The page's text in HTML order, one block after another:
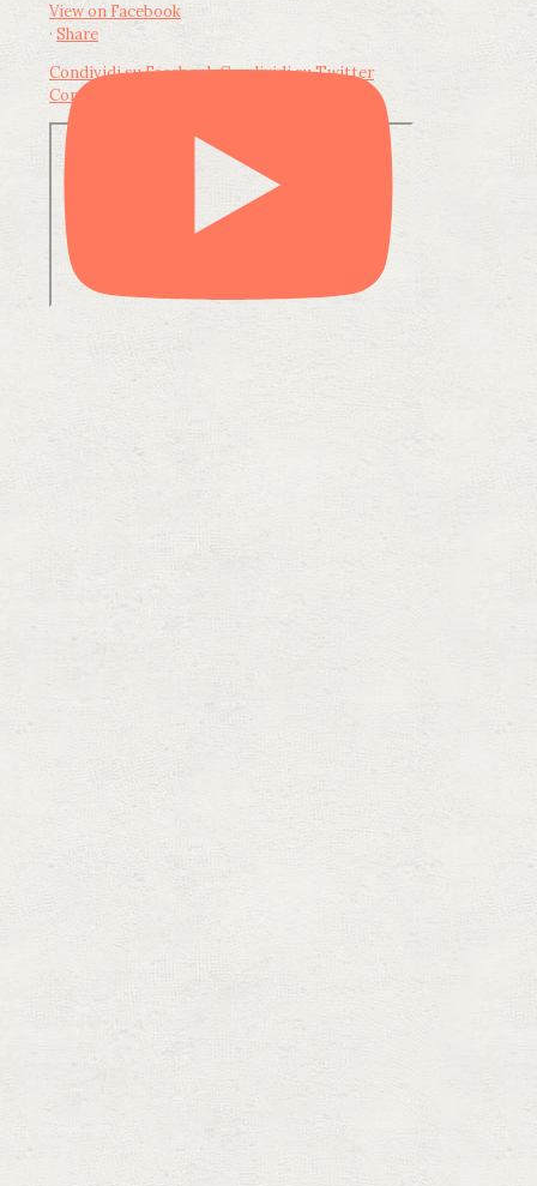
View on Facebook
· Share
Condividi su FacebookCondividi su Twitter
Condividi su LinkedIn